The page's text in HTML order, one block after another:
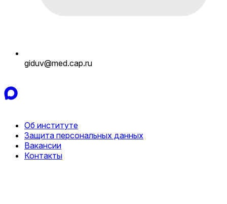
giduv@med.cap.ru
Об институте
Защита персональных данных
Вакансии
Контакты